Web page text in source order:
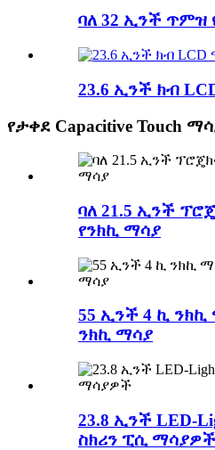
ባለ 32 ኢንች ጥምዝ
23.6 ኢንች ክብ
የታቀደ Capacitive Touch
ባለ 21.5 ኢንች
የንክኪ ማሳያ
55 ኢንች 4 ኪ
ንክኪ ማሳያ
23.8 ኢንች LED-
ስክሪን ፒሲ ማሳያዎች